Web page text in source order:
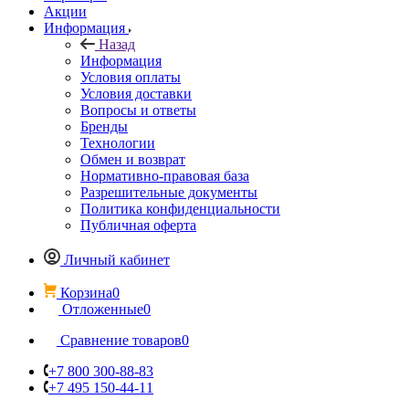
Акции
Информация
Назад
Информация
Условия оплаты
Условия доставки
Вопросы и ответы
Бренды
Технологии
Обмен и возврат
Нормативно-правовая база
Разрешительные документы
Политика конфиденциальности
Публичная оферта
Личный кабинет
Корзина0
Отложенные0
Сравнение товаров0
+7 800 300-88-83
+7 495 150-44-11